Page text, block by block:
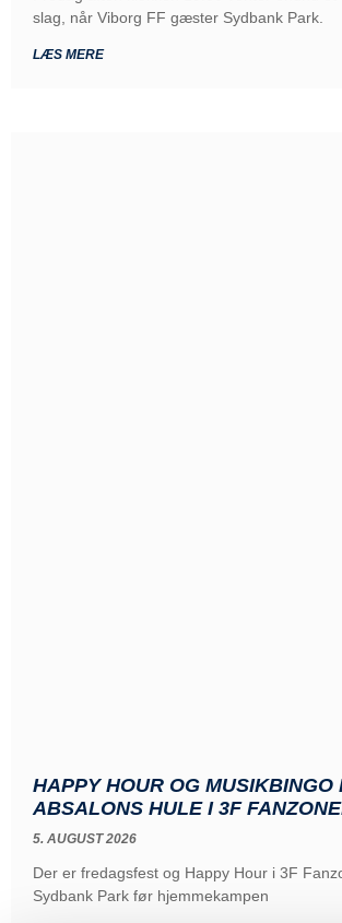
slag, når Viborg FF gæster Sydbank Park.
LÆS MERE
HAPPY HOUR OG MUSIKBINGO
ABSALONS HULE I 3F
5. AUGUST 2026
Der er fredagsfest og Happy Hour i 3F
Sydbank Park før hjemmekampen